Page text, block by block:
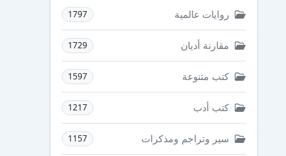
روايات عالمية 1797
مقارنة أديان 1729
كتب متنوعة 1597
كتب أدب 1217
سير وتراجم ومذكرات 1157